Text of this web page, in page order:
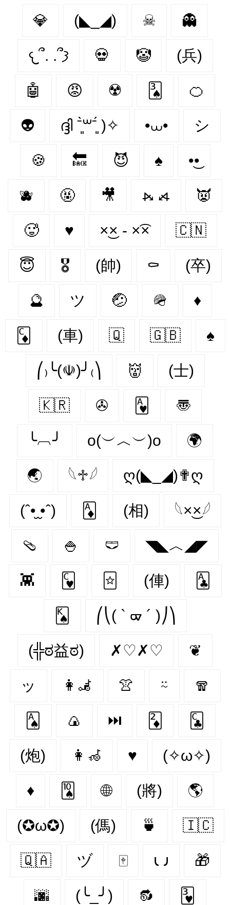
💎 (◣_◢) ☠ 👻
𐔌՞. .՞𐦯 💀 🤡 (兵)
🤖 😡 ☢️ 🂣 🍊
👽 ദ്ദി ˉ͈̀꒳ˉ͈́ )✧ •⩊• シ
🍪 🔙 😈 ♠ •͜•
🫐 🤬 🎥 ⦮ ⦯ 👿
🥵 ♥ ×͜× - ×͡× 🇨🇳
😇 🎖 (帥) ⚰ (卒)
🔮 ツ 🤕 🪖 ♦️
🃌 (車) 🇶‌ 🇬🇧 ♠️
⎛₎╰(☫)╯₍⎞ 👹 (士)
🇰🇷 ✇ 🂱 〠
╰︹╯ o(︶︿︶)o 🌍
🌏 𓆩♱𓆪 ღ(◣_◢)✟ღ
(ˆ•̮ ̮•ˆ) 🃁 (相) 𓆩×͜×𓆪
🩴 🍚 🩲 ◥◣︿◢◤
👾 🂼 🃟 (俥) 🃑
🂮 ⎛⎝( ` ᢍ ´ )⎠⎞
(╬ಠ益ಠ) ✗♡✗♡ ❦
ッ 👩‍🦼‍ 👚 ⍨ 🧣
🂡 🍙 ⏭ 🃂 🃜
(炮) 👩‍🦽‍ ♥️ (✧ω✧)
♦ 🂪 🌐 (將) 🌎
(✪ω✪) (傌) 🍵 🇮🇨
🇶🇦 ヅ 🀄 𐑧 𐑨 🎁
🌆 (╰_╯) 🔂 🂳